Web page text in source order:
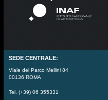
SEDE CENTRALE:
Viale del Parco Mellini 84
00136 ROMA
Tel. (+39) 06 355331